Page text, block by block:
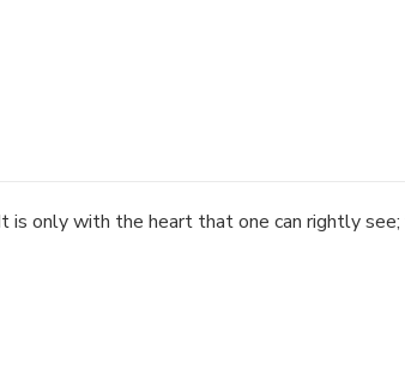
is only with the heart that one can rightly